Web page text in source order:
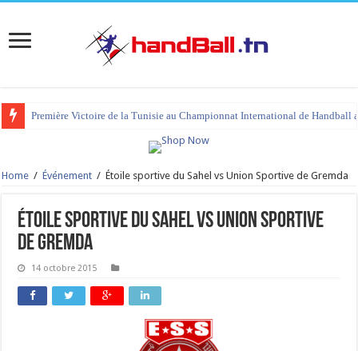
Première Victoire de la Tunisie au Championnat International de Handball
Home / Événement / Étoile sportive du Sahel vs Union Sportive de Gremda
Étoile sportive du Sahel vs Union Sportive
de Gremda
14 octobre 2015